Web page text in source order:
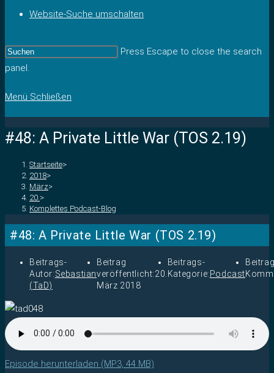
Website-Suche umschalten
Press Escape to close the search
panel.
Menü Schließen
#48: A Private Little War (TOS 2.19)
Startseite>
2018>
März>
20. >
Komplettes Podcast-Blog
#48: A Private Little War (TOS 2.19)
Beitrags-
Autor:Sebastian
(TaD)
Beitrag
veröffentlicht:20.
März 2018
Beitrags-
Kategorie: Podcast
Episode herunterladen (MP3, 44 MB)